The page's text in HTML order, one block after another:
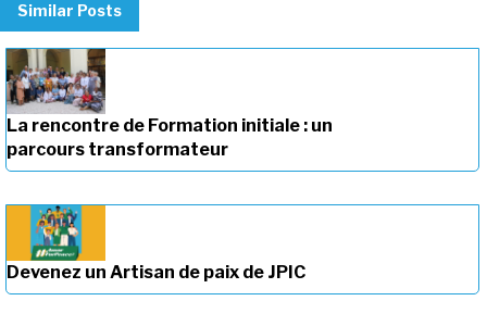
Similar Posts
La rencontre de Formation initiale : un
parcours transformateur
Devenez un Artisan de paix de JPIC